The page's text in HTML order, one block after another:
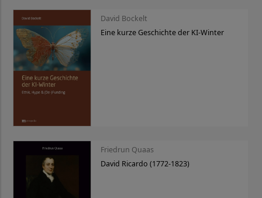
David Bockelt
Eine kurze Geschichte der KI-Winter
Friedrun Quaas
David Ricardo (1772-1823)